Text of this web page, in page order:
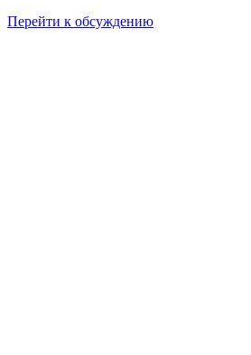
Перейти к обсуждению